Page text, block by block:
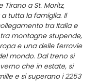
Tirano a St. Moritz,
tutta la famiglia. Il
tra Italia e
montagne stupende,
e una delle ferrovie
mondo. Dal treno si
che in estate, si
e si superano i 2253